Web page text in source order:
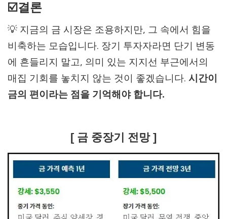
☑️결론
💡 지금의 금 시장은 조용하지만, 그 속에서 힘을
비축하는 모습입니다. 장기 투자자라면 단기 변동
에 흔들리지 말고, 의미 있는 지지선 부근에서의
매집 기회를 놓치지 않는 것이 좋겠습니다. 시간이
금의 편이라는 점을 기억해야 합니다.
[ 금 중장기 전망 ]